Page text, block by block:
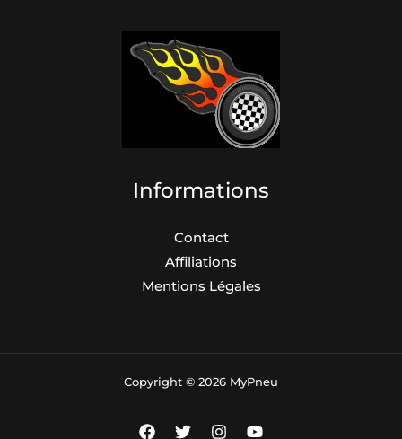
Informations
Contact
Affiliations
Mentions Légales
Copyright © 2026 MyPneu